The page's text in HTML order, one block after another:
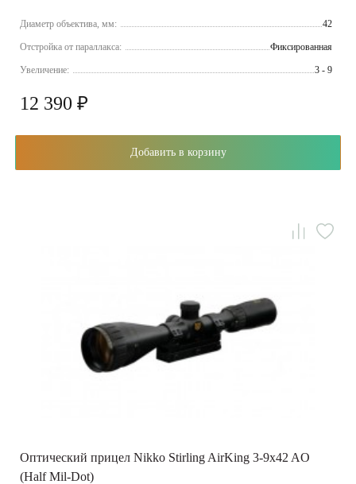
Диаметр объектива, мм: 42
Отстройка от параллакса: Фиксированная
Увеличение: 3 - 9
12 390 ₽
Добавить в корзину
Оптический прицел Nikko Stirling AirKing 3-9x42 AO
(Half Mil-Dot)